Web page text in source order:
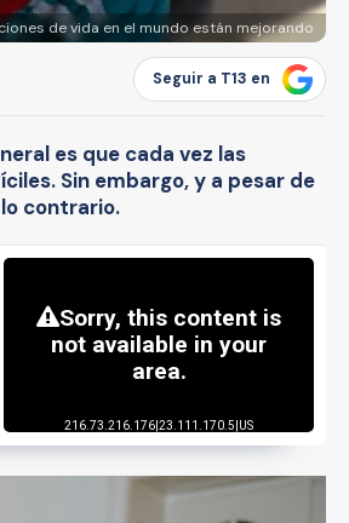
de vida en el mundo están mejorando
Seguir a T13 en
es que cada vez las
Sin embargo, y a pesar de
contrario.